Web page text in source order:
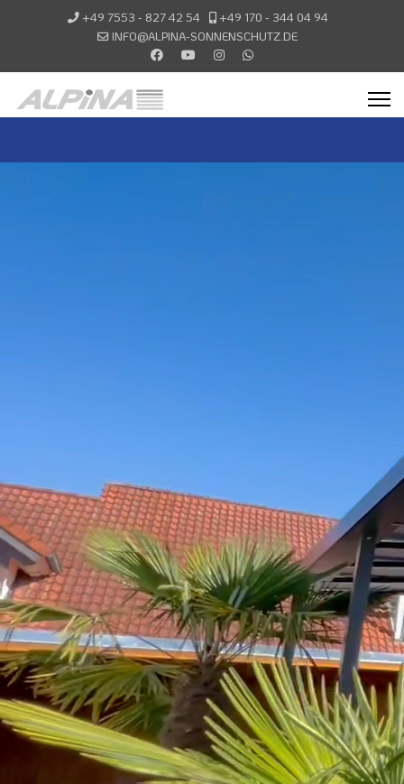
+49 7553 - 827 42 54
+49 170 - 344 04 94
INFO@ALPINA-SONNENSCHUTZ.DE